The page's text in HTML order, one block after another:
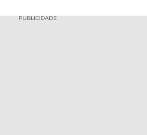
PUBLICIDADE